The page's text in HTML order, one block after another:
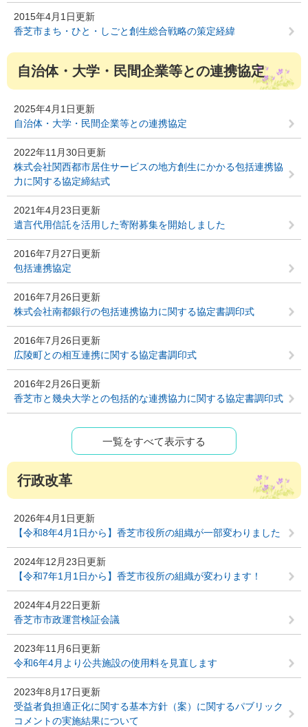
2015年4月1日更新
香芝市まち・ひと・しごと創生総合戦略の策定経緯
自治体・大学・民間企業等との連携協定
2025年4月1日更新
自治体・大学・民間企業等との連携協定
2022年11月30日更新
株式会社関西都市居住サービスの地方創生にかかる包括連携協
力に関する協定締結式
2021年4月23日更新
遺言代用信託を活用した寄附募集を開始しました
2016年7月27日更新
包括連携協定
2016年7月26日更新
株式会社南都銀行の包括連携協力に関する協定書調印式
2016年7月26日更新
広陵町との相互連携に関する協定書調印式
2016年2月26日更新
香芝市と幾央大学との包括的な連携協力に関する協定書調印式
一覧をすべて表示する
行政改革
2026年4月1日更新
【令和8年4月1日から】香芝市役所の組織が一部変わりました
2024年12月23日更新
【令和7年1月1日から】香芝市役所の組織が変わります！
2024年4月22日更新
香芝市市政運営検証会議
2023年11月6日更新
令和6年4月より公共施設の使用料を見直します
2023年8月17日更新
受益者負担適正化に関する基本方針（案）に関するパブリック
コメントの実施結果について